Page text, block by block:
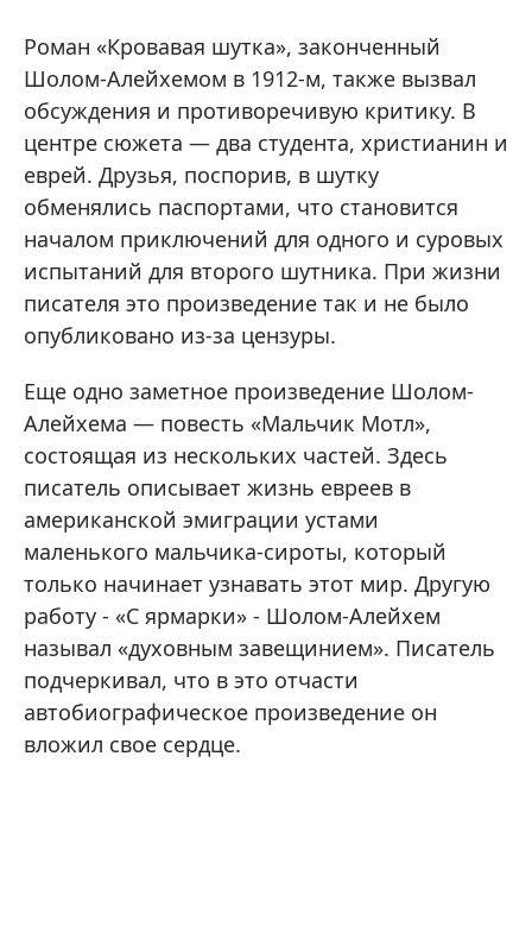
Роман «Кровавая шутка», законченный
Шолом-Алейхемом в 1912-м, также вызвал
обсуждения и противоречивую критику. В
центре сюжета — два студента, христианин и
еврей. Друзья, поспорив, в шутку
обменялись паспортами, что становится
началом приключений для одного и суровых
испытаний для второго шутника. При жизни
писателя это произведение так и не было
опубликовано из-за цензуры.
Еще одно заметное произведение Шолом-
Алейхема — повесть «Мальчик Мотл»,
состоящая из нескольких частей. Здесь
писатель описывает жизнь евреев в
американской эмиграции устами
маленького мальчика-сироты, который
только начинает узнавать этот мир. Другую
работу - «С ярмарки» - Шолом-Алейхем
называл «духовным завещинием». Писатель
подчеркивал, что в это отчасти
автобиографическое произведение он
вложил свое сердце.